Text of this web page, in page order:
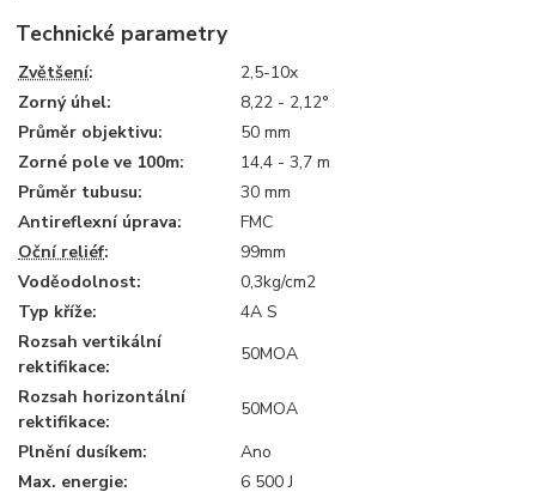
Technické parametry
Zvětšení:
2,5-10x
Zorný úhel:
8,22 - 2,12°
Průměr objektivu:
50 mm
Zorné pole ve 100m:
14,4 - 3,7 m
Průměr tubusu:
30 mm
Antireflexní úprava:
FMC
Oční reliéf:
99mm
Voděodolnost:
0,3kg/cm2
Typ kříže:
4A S
Rozsah vertikální
rektifikace:
50MOA
Rozsah horizontální
rektifikace:
50MOA
Plnění dusíkem:
Ano
Max. energie:
6 500 J